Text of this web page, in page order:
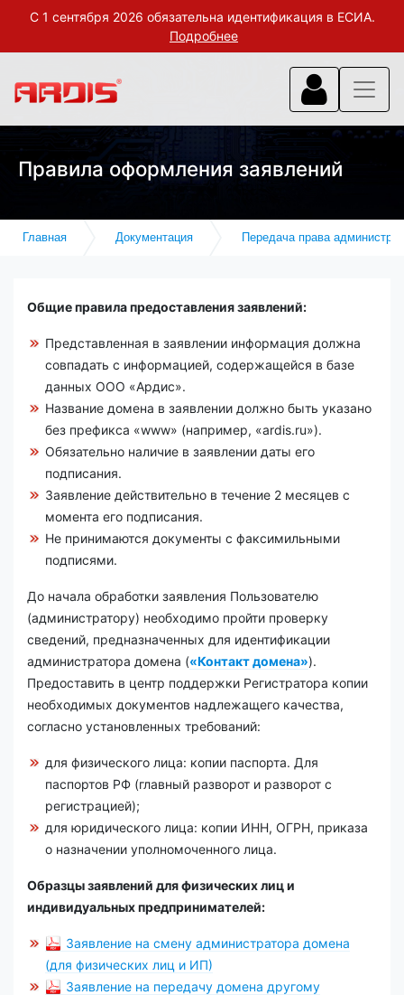
С 1 сентября 2026 обязательна идентификация в ЕСИА.
Подробнее
Правила оформления заявлений
Главная Документация Передача права
Общие правила предоставления заявлений:
Представленная в заявлении информация должна
совпадать с информацией, содержащейся в базе
данных ООО «Ардис».
Название домена в заявлении должно быть указано
без префикса «www» (например, «ardis.ru»).
Обязательно наличие в заявлении даты его
подписания.
Заявление действительно в течение 2 месяцев с
момента его подписания.
Не принимаются документы с факсимильными
подписями.
До начала обработки заявления Пользователю
(администратору) необходимо пройти проверку
сведений, предназначенных для идентификации
администратора домена («Контакт домена»).
Предоставить в центр поддержки Регистратора копии
необходимых документов надлежащего качества,
согласно установленных требований:
для физического лица: копии паспорта. Для
паспортов РФ (главный разворот и разворот с
регистрацией);
для юридического лица: копии ИНН, ОГРН, приказа
о назначении уполномоченного лица.
Образцы заявлений для физических лиц и
индивидуальных предпринимателей:
Заявление на смену администратора домена
(для физических лиц и ИП)
Заявление на передачу домена другому